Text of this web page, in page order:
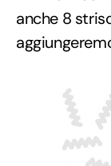
anche 8